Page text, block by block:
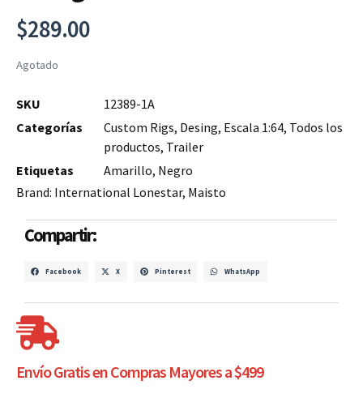
$289.00
Agotado
SKU
12389-1A
Categorías
Custom Rigs, Desing, Escala 1:64, Todos los
productos, Trailer
Etiquetas
Amarillo, Negro
Brand: International Lonestar, Maisto
Compartir:
Facebook X Pinterest WhatsApp
Envío Gratis en Compras Mayores a $499